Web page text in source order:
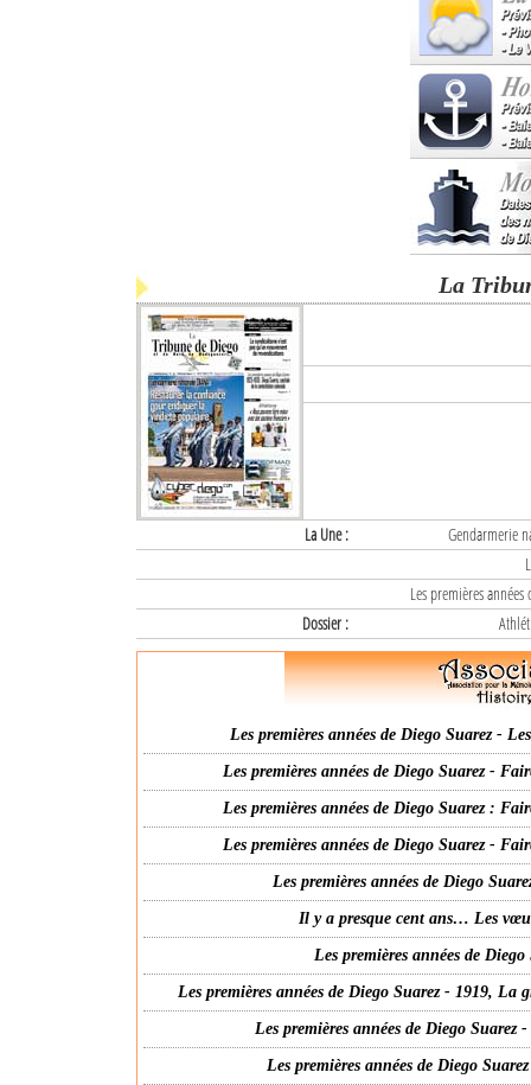
La
La Une :
Gendarmerie
Les premières
Dossier :
Les premières années de Diego Suarez -
Les premières années de Diego Suarez -
Les premières années de Diego Suarez :
Les premières années de Diego Suarez -
Les premières années de Diego
Il y a presque cent ans… Les
Les premières années de
Les premières années de Diego Suarez - 1919,
Les premières années de Diego
Les premières années de Diego